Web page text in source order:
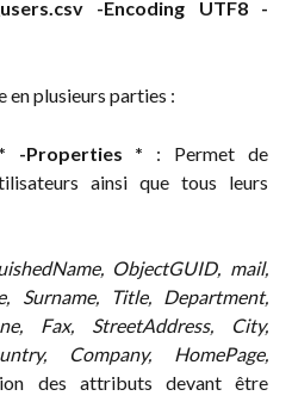
-Encoding UTF8 -
en plusieurs parties :
-Properties * : Permet de
ainsi que tous leurs
ObjectGUID, mail,
Surname, Title, Department,
Fax, StreetAddress, City,
Company, HomePage,
des attributs devant être